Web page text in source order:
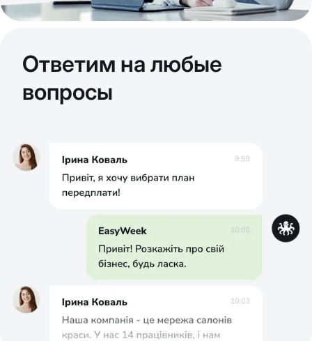
Ответим на любые
вопросы